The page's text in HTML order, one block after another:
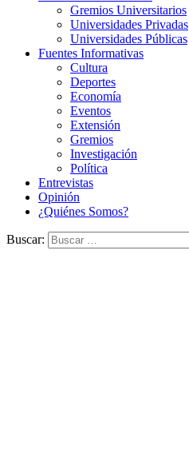
Gremios Universitarios
Universidades Privadas
Universidades Públicas
Fuentes Informativas
Cultura
Deportes
Economía
Eventos
Extensión
Gremios
Investigación
Política
Entrevistas
Opinión
¿Quiénes Somos?
Buscar: